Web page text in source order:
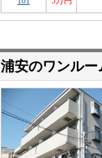
浦安のワンル